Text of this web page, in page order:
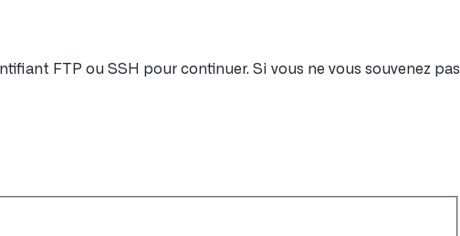
FTP ou SSH pour continuer. Si vous ne vous souvenez pas